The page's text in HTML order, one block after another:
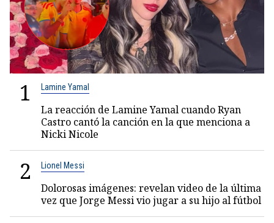
1 Lamine Yamal
La reacción de Lamine Yamal cuando Ryan
Castro cantó la canción en la que menciona a
Nicki Nicole
2 Lionel Messi
Dolorosas imágenes: revelan video de la última
vez que Jorge Messi vio jugar a su hijo al fútbol